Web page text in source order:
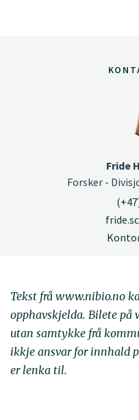
Fride
Forsker -
Tekst frå www.nibio.no
opphavskjelda. Bilete
utan samtykke frå
ikkje ansvar for innhald
er lenka til.